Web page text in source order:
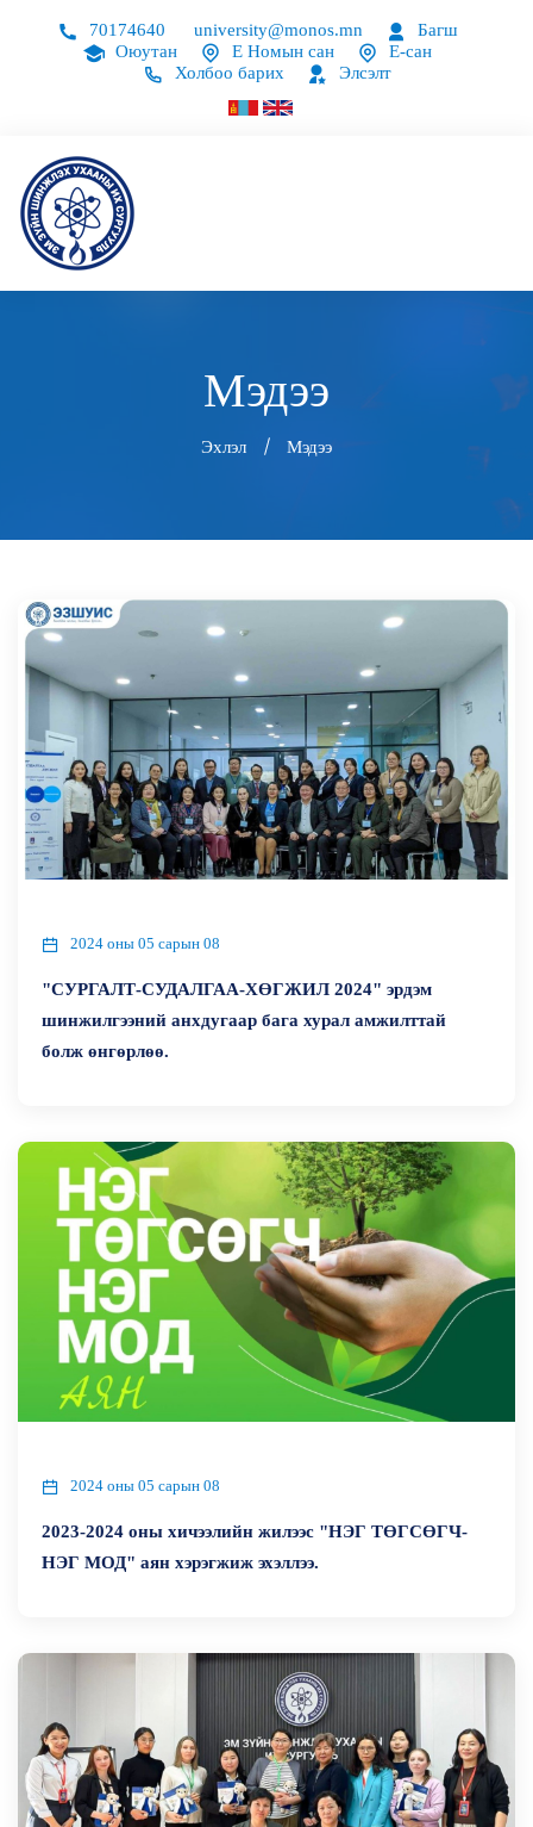
70174640 university@monos.mn
Багш
Оюутан
Е Номын сан
Е-сан
Холбоо барих
Элсэлт
Мэдээ
Эхлэл Мэдээ
2024 оны 05 сарын 08
"СУРГАЛТ-СУДАЛГАА-ХӨГЖИЛ 2024" эрдэм
шинжилгээний анхдугаар бага хурал амжилттай
болж өнгөрлөө.
2024 оны 05 сарын 08
2023-2024 оны хичээлийн жилээс "НЭГ ТӨГСӨГЧ-
НЭГ МОД" аян хэрэгжиж эхэллээ.